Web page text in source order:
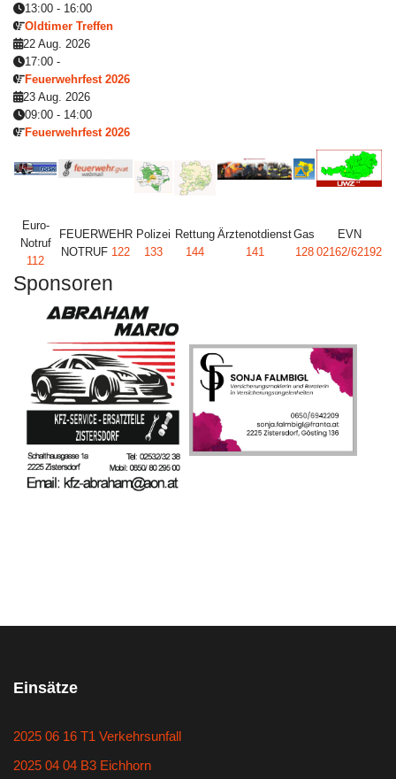
13:00 - 16:00
Oldtimer Treffen
22 Aug. 2026
17:00 -
Feuerwehrfest 2026
23 Aug. 2026
09:00 - 14:00
Feuerwehrfest 2026
Euro-
Notruf
112
FEUERWEHR
NOTRUF 122
Polizei
133
Rettung
144
Ärztenotdienst
141
Gas
128
EVN
02162/62192
Sponsoren
Einsätze
2025 06 16 T1 Verkehrsunfall
2025 04 04 B3 Eichhorn